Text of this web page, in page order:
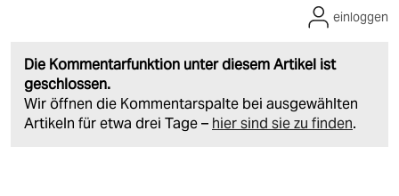
Die Kommentarfunktion unter diesem Artikel ist
geschlossen.
Wir öffnen die Kommentarspalte bei ausgewählten
Artikeln für etwa drei Tage – hier sind sie zu finden.
einloggen